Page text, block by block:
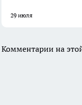
29 июля
Комментарии на